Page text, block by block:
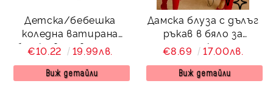
Детска/бебешка
коледна ватирана
блузка в червено със
сладка картинка на
момиченце
€10.22 19.99лв.
Виж детайли
Дамска блуза с дълъг
ръкав в бяло за
момиче с коледна
картинка на момиче
€8.69 17.00лв.
Виж детайли